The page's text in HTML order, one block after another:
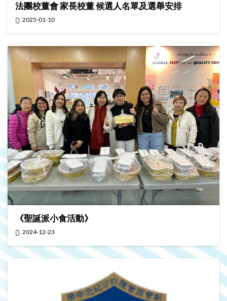
法團校董會 家長校董 候選人名單及選舉安排
2025-01-10
《聖誕派小食活動》
2024-12-23